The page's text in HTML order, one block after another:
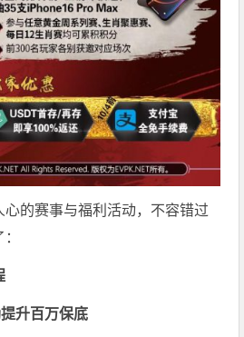
心的赛事与福利活动，不容错过
升百万保底